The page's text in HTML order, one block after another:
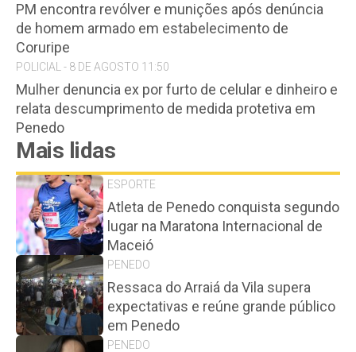
PM encontra revólver e munições após denúncia
de homem armado em estabelecimento de
Coruripe
POLICIAL - 8 DE AGOSTO 11:50
Mulher denuncia ex por furto de celular e dinheiro e
relata descumprimento de medida protetiva em
Penedo
Mais lidas
ESPORTE
Atleta de Penedo conquista segundo
lugar na Maratona Internacional de
Maceió
PENEDO
Ressaca do Arraiá da Vila supera
expectativas e reúne grande público
em Penedo
PENEDO